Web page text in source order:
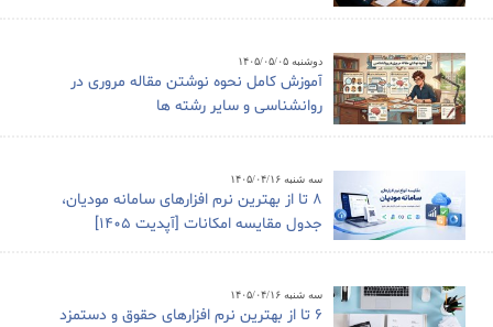
دوشنبه ۱۴۰۵/۰۵/۰۵
آموزش کامل نحوه نوشتن مقاله مروری در
روانشناسی و سایر رشته ها
سه شنبه ۱۴۰۵/۰۴/۱۶
8 تا از بهترین نرم افزارهای سامانه مودیان،
جدول مقایسه امکانات [آپدیت 1405]
سه شنبه ۱۴۰۵/۰۴/۱۶
6 تا از بهترین نرم افزارهای حقوق و دستمزد